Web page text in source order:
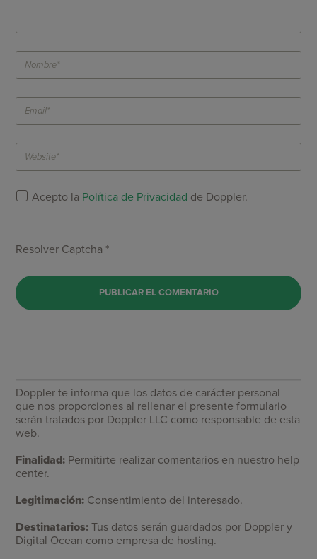
Acepto la Política de Privacidad de Doppler.
Resolver Captcha *
Doppler te informa que los datos de carácter personal
que nos proporciones al rellenar el presente formulario
serán tratados por Doppler LLC como responsable de esta
web.
Finalidad: Permitirte realizar comentarios en nuestro help
center.
Legitimación: Consentimiento del interesado.
Destinatarios: Tus datos serán guardados por Doppler y
Digital Ocean como empresa de hosting.